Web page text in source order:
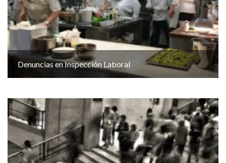
Denuncias en Inspección Laboral